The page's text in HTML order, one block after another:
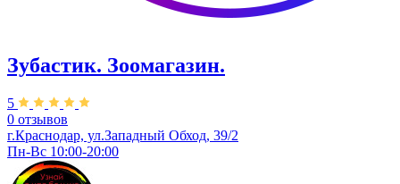
Зубастик. Зоомагазин.
5
0 отзывов
г.Краснодар, ул.Западный Обход, 39/2
Пн-Вс 10:00-20:00